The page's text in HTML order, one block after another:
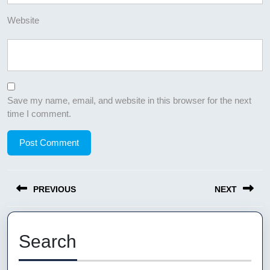
Website
Save my name, email, and website in this browser for the next
time I comment.
navigation
PREVIOUS
Previous
post:
NEXT
Search